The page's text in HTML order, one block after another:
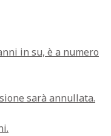
in su, è a numero
sarà annullata.